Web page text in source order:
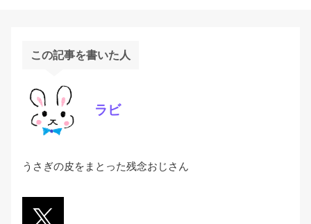
この記事を書いた人
ラビ
うさぎの皮をまとった残念おじさん